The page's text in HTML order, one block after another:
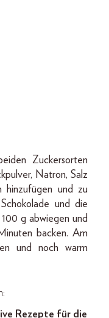
Zuckersorten
Natron, Salz
und zu
und die
g abwiegen und
backen. Am
und noch warm
Rezepte für die